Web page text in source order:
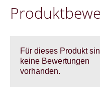
Für dieses Produkt
keine Bewertungen
vorhanden.